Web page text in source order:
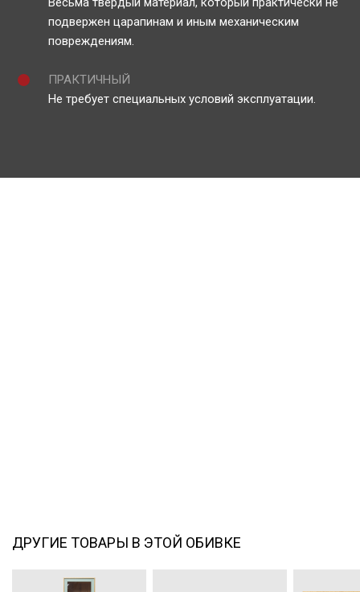
подвержен царапинам и иным механическим
повреждениям.
ПРАКТИЧНЫЙ
Не требует специальных условий эксплуатации.
ДРУГИЕ ТОВАРЫ В ЭТОЙ ОБИВКЕ